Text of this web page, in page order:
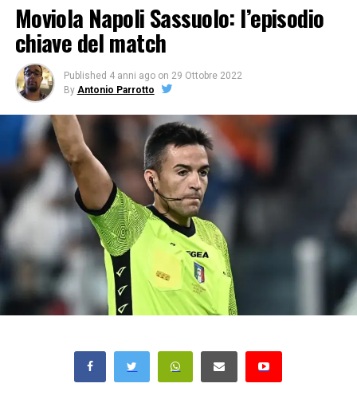
Moviola Napoli Sassuolo: l’episodio
chiave del match
Published 4 anni ago on 29 Ottobre 2022
By Antonio Parrotto